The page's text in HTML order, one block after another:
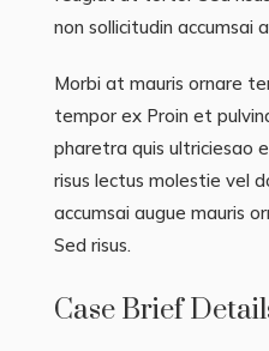
non sollicitudin accumsai
Morbi at mauris ornare
tempor ex Proin et
pharetra quis ultriciesao
risus lectus molestie vel
accumsai augue mauris
Sed risus.
Case Brief